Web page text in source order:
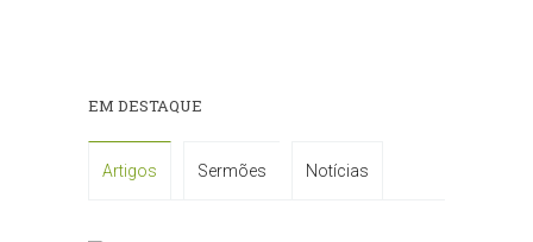
EM DESTAQUE
Artigos Sermões Notícias